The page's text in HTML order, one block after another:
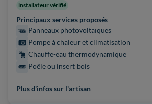
installateur vérifié
Principaux services proposés
Panneaux photovoltaïques
Pompe à chaleur et climatisation
Chauffe-eau thermodynamique
Poêle ou insert bois
Plus d'infos sur l'artisan